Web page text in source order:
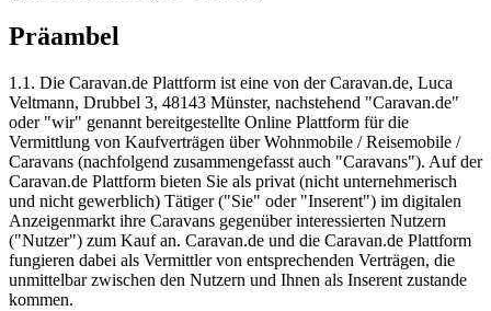
Präambel
1.1. Die Caravan.de Plattform ist eine von der Caravan.de, Luca
Veltmann, Drubbel 3, 48143 Münster, nachstehend "Caravan.de"
oder "wir" genannt bereitgestellte Online Plattform für die
Vermittlung von Kaufverträgen über Wohnmobile / Reisemobile /
Caravans (nachfolgend zusammengefasst auch "Caravans"). Auf der
Caravan.de Plattform bieten Sie als privat (nicht unternehmerisch
und nicht gewerblich) Tätiger ("Sie" oder "Inserent") im digitalen
Anzeigenmarkt ihre Caravans gegenüber interessierten Nutzern
("Nutzer") zum Kauf an. Caravan.de und die Caravan.de Plattform
fungieren dabei als Vermittler von entsprechenden Verträgen, die
unmittelbar zwischen den Nutzern und Ihnen als Inserent zustande
kommen.